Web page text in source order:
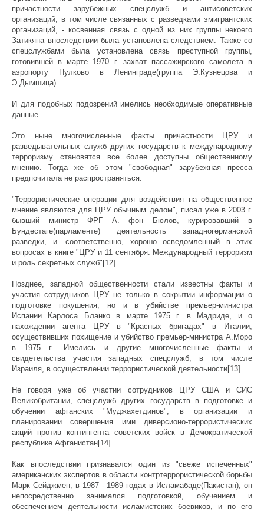
причастности зарубежных спецслужб и антисоветских
организаций, в том числе связанных с разведками эмигрантских
организаций, - косвенная связь с одной из них группы некоего
Затикяна впоследствии была установлена следствием. Также со
спецслужбами была установлена связь преступной группы,
готовившей в марте 1970 г. захват пассажирского самолета в
аэропорту Пулково в Ленинграде(группа Э.Кузнецова и
Э.Дымшица).
И для подобных подозрений имелись необходимые оперативные
данные.
Это ныне многочисленные факты причастности ЦРУ и
разведывательных служб других государств к международному
терроризму становятся все более доступны общественному
мнению. Тогда же об этом "свободная" зарубежная пресса
предпочитала не распространяться.
"Террористические операции для воздействия на общественное
мнение являются для ЦРУ обычным делом", писал уже в 2003 г.
бывший министр ФРГ А. фон Бюлов, курировавший в
Бундестаге(парламенте) деятельность западногерманской
разведки, и. соответственно, хорошо осведомленный в этих
вопросах в книге "ЦРУ и 11 сентября. Международный терроризм
и роль секретных служб"[12].
Позднее, западной общественности стали известны факты и
участия сотрудников ЦРУ не только в сокрытии информации о
подготовке покушения, но и в убийстве премьер-министра
Испании Карлоса Бланко в марте 1975 г. в Мадриде, и о
нахождении агента ЦРУ в "Красных бригадах" в Италии,
осуществивших похищение и убийство премьер-министра А.Моро
в 1975 г.. Имелись и другие многочисленные факты и
свидетельства участия западных спецслужб, в том числе
Израиля, в осуществлении террористической деятельности[13].
Не говоря уже об участии сотрудников ЦРУ США и СИС
Великобритании, спецслужб других государств в подготовке и
обучении афганских "Муджахетдинов", в организации и
планировании совершения ими диверсионо-террористических
акций против контингента советских войск в Демократической
республике Афганистан[14].
Как впоследствии признавался один из "свеже испеченных"
американских экспертов в области контртеррористической борьбы
Марк Сейджмен, в 1987 - 1989 годах в Исламабаде(Пакистан), он
непосредственно занимался подготовкой, обучением и
обеспечением деятельности исламистских боевиков, и по его